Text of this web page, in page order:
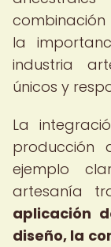
la
industria
únicos y
La
producción
ejemplo
artesanía
aplicación
diseño, la